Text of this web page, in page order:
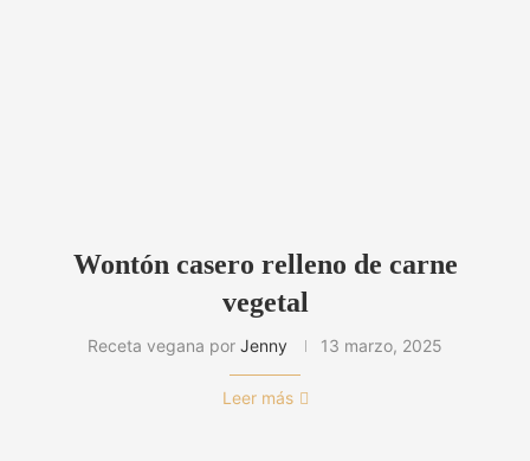
Wontón casero relleno de carne
vegetal
Receta vegana por Jenny 13 marzo, 2025
Leer más